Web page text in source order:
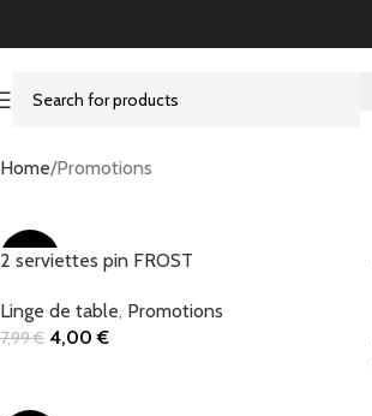
Home Promotions
-50%
2 serviettes pin FROST
Linge de table, Promotions
7,99€ 4,00€